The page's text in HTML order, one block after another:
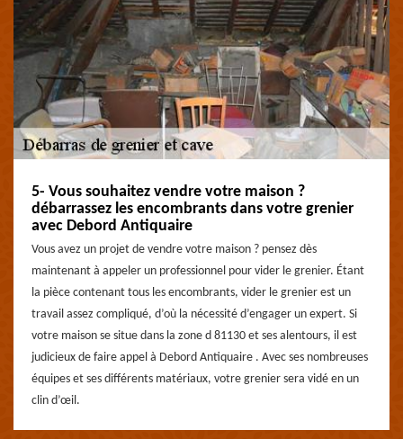
5- Vous souhaitez vendre votre maison ?
débarrassez les encombrants dans votre grenier
avec Debord Antiquaire
Vous avez un projet de vendre votre maison ? pensez dès
maintenant à appeler un professionnel pour vider le grenier. Étant
la pièce contenant tous les encombrants, vider le grenier est un
travail assez compliqué, d’où la nécessité d’engager un expert. Si
votre maison se situe dans la zone d 81130 et ses alentours, il est
judicieux de faire appel à Debord Antiquaire . Avec ses nombreuses
équipes et ses différents matériaux, votre grenier sera vidé en un
clin d’œil.